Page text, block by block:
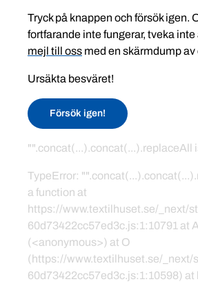
Tryck på knappen och försök igen.
fortfarande inte fungerar, tveka inte
mejl till oss med en skärmdump av
Ursäkta besväret!
Försök igen!
"".concat(...).concat(...).replaceAll
TypeError:
a function at
https://www.textilhuset.se/_next/
60d73422cc57ed3c.js:1:10791 at
(<anonymous>) at O
(https://www.textilhuset.se/
60d73422cc57ed3c.js:1:10598) at